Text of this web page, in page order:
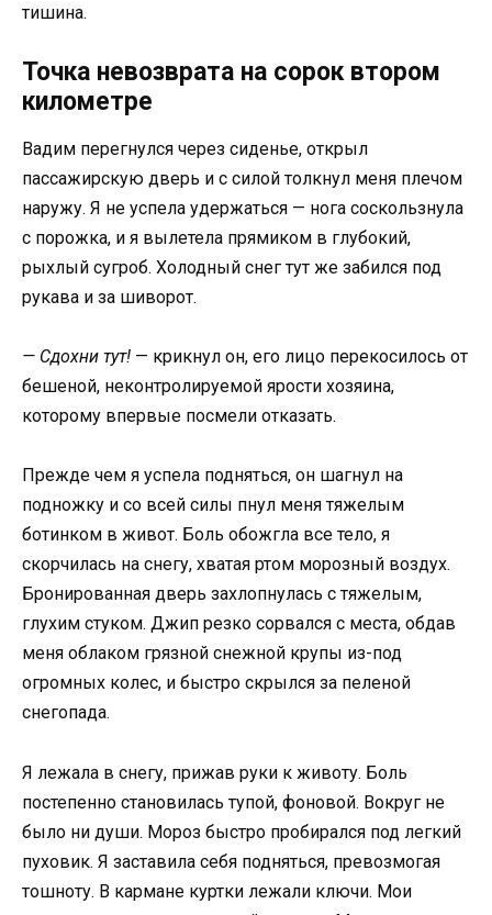
тишина.
Точка невозврата на сорок втором
километре
Вадим перегнулся через сиденье, открыл
пассажирскую дверь и с силой толкнул меня плечом
наружу. Я не успела удержаться — нога соскользнула
с порожка, и я вылетела прямиком в глубокий,
рыхлый сугроб. Холодный снег тут же забился под
рукава и за шиворот.
— Сдохни тут! — крикнул он, его лицо перекосилось от
бешеной, неконтролируемой ярости хозяина,
которому впервые посмели отказать.
Прежде чем я успела подняться, он шагнул на
подножку и со всей силы пнул меня тяжелым
ботинком в живот. Боль обожгла все тело, я
скорчилась на снегу, хватая ртом морозный воздух.
Бронированная дверь захлопнулась с тяжелым,
глухим стуком. Джип резко сорвался с места, обдав
меня облаком грязной снежной крупы из-под
огромных колес, и быстро скрылся за пеленой
снегопада.
Я лежала в снегу, прижав руки к животу. Боль
постепенно становилась тупой, фоновой. Вокруг не
было ни души. Мороз быстро пробирался под легкий
пуховик. Я заставила себя подняться, превозмогая
тошноту. В кармане куртки лежали ключи. Мои